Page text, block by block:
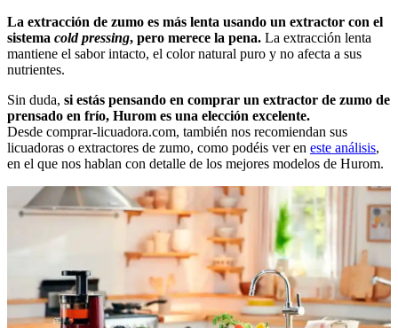
La extracción de zumo es más lenta usando un extractor con el
sistema cold pressing, pero merece la pena. La extracción lenta
mantiene el sabor intacto, el color natural puro y no afecta a sus
nutrientes.
Sin duda, si estás pensando en comprar un extractor de zumo de
prensado en frío, Hurom es una elección excelente.
Desde comprar-licuadora.com, también nos recomiendan sus
licuadoras o extractores de zumo, como podéis ver en este análisis,
en el que nos hablan con detalle de los mejores modelos de Hurom.